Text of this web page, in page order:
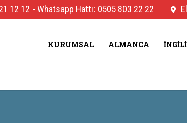
12 12 - Whatsapp Hattı: 0505 803 22 22
KURUMSAL ALMANCA